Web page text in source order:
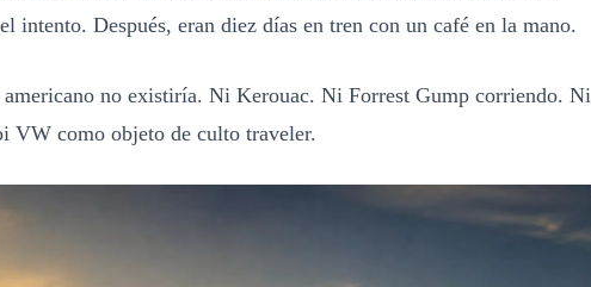
intento. Después, eran diez días en tren con un café en la mano.
no existiría. Ni Kerouac. Ni Forrest Gump corriendo. Ni
VW como objeto de culto traveler.